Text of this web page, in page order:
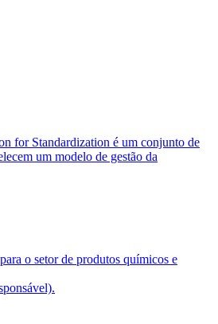
for Standardization é um conjunto de
um modelo de gestão da
o setor de produtos químicos e